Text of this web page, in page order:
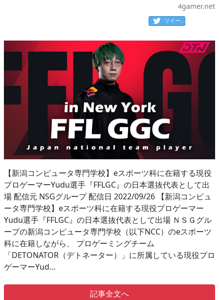
4gamer.net
ツイート
【新潟コンピュータ専門学校】eスポーツ科に在籍する現役
プロゲーマーYudu選手『FFLGC』の日本選抜代表として出
場 配信元 NSGグループ 配信日 2022/09/26 【新潟コンピュ
ータ専門学校】eスポーツ科に在籍する現役プロゲーマー
Yudu選手『FFLGC』の日本選抜代表として出場 ＮＳＧグル
ープの新潟コンピュータ専門学校（以下NCC）のeスポーツ
科に在籍しながら、 プロゲーミングチーム
「DETONATOR（デトネーター）」に所属している現役プロ
ゲーマーYud…
記事全文へ